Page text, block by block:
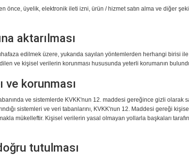
önce, üyelik, elektronik ileti izni, ürün / hizmet satın alma ve diğer
aktarılması
edilmek üzere, yukarıda sayılan yöntemlerden herhangi birisi
ve kişisel verilerin korunması hususunda yeterli korumanın
ve korunması
ve sistemlerde KVKK'nun 12. maddesi gereğince gizli
sistemleri ve veri tabanlarını, KVKK'nun 12. Maddesi gereği
mükelleftir. Kişisel verilerin yasal olmayan yollarla başkaları
tutulması